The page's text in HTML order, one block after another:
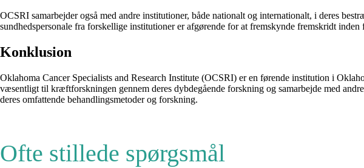
OCSRI samarbejder også med andre institutioner, både nationalt og internationalt, i deres
sundhedspersonale fra forskellige institutioner er afgørende for at fremskynde fremskridt
Konklusion
Oklahoma Cancer Specialists and Research Institute (OCSRI) er en førende institution i
væsentligt til kræftforskningen gennem deres dybdegående forskning og samarbejde med
deres omfattende behandlingsmetoder og forskning.
Ofte stillede spørgsmål